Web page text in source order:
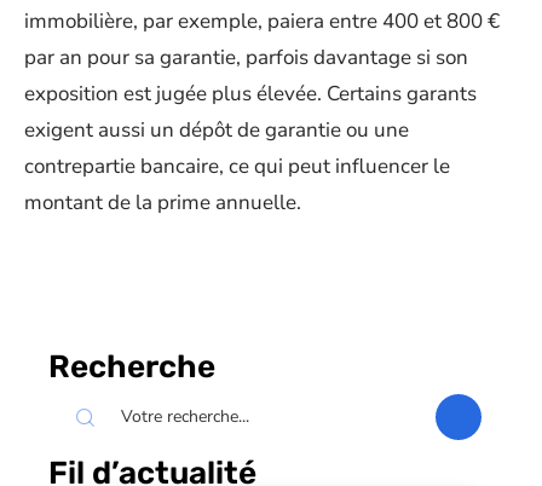
immobilière, par exemple, paiera entre 400 et 800 €
par an pour sa garantie, parfois davantage si son
exposition est jugée plus élevée. Certains garants
exigent aussi un dépôt de garantie ou une
contrepartie bancaire, ce qui peut influencer le
montant de la prime annuelle.
Recherche
Fil d’actualité